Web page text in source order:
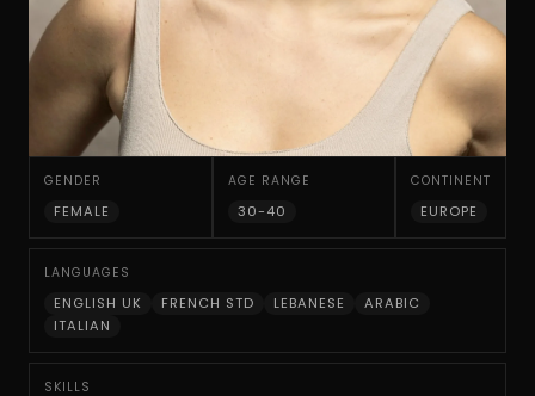
GENDER
FEMALE
AGE RANGE
30-40
CONTINENT
EUROPE
LANGUAGES
ENGLISH UK FRENCH STD LEBANESE
ARABIC
ITALIAN
SKILLS